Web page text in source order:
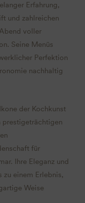
Erfahrung,
und zahlreichen
voller
Seine Menüs
Perfektion
nachhaltig
der Kochkunst
prestigeträchtigen
für
Ihre Eleganz und
zu einem Erlebnis,
Weise